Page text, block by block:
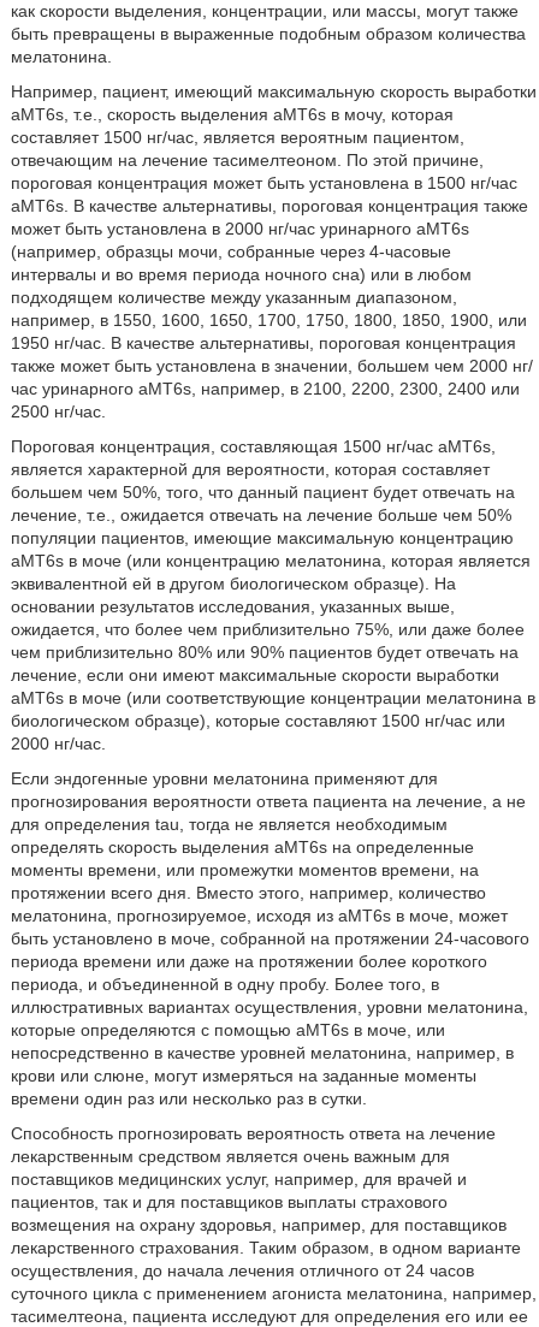
как скорости выделения, концентрации, или массы, могут также
быть превращены в выраженные подобным образом количества
мелатонина.
Например, пациент, имеющий максимальную скорость выработки
aMT6s, т.е., скорость выделения aMT6s в мочу, которая
составляет 1500 нг/час, является вероятным пациентом,
отвечающим на лечение тасимелтеоном. По этой причине,
пороговая концентрация может быть установлена в 1500 нг/час
aMT6s. В качестве альтернативы, пороговая концентрация также
может быть установлена в 2000 нг/час уринарного aMT6s
(например, образцы мочи, собранные через 4-часовые
интервалы и во время периода ночного сна) или в любом
подходящем количестве между указанным диапазоном,
например, в 1550, 1600, 1650, 1700, 1750, 1800, 1850, 1900, или
1950 нг/час. В качестве альтернативы, пороговая концентрация
также может быть установлена в значении, большем чем 2000 нг/
час уринарного aMT6s, например, в 2100, 2200, 2300, 2400 или
2500 нг/час.
Пороговая концентрация, составляющая 1500 нг/час aMT6s,
является характерной для вероятности, которая составляет
большем чем 50%, того, что данный пациент будет отвечать на
лечение, т.е., ожидается отвечать на лечение больше чем 50%
популяции пациентов, имеющие максимальную концентрацию
aMT6s в моче (или концентрацию мелатонина, которая является
эквивалентной ей в другом биологическом образце). На
основании результатов исследования, указанных выше,
ожидается, что более чем приблизительно 75%, или даже более
чем приблизительно 80% или 90% пациентов будет отвечать на
лечение, если они имеют максимальные скорости выработки
aMT6s в моче (или соответствующие концентрации мелатонина в
биологическом образце), которые составляют 1500 нг/час или
2000 нг/час.
Если эндогенные уровни мелатонина применяют для
прогнозирования вероятности ответа пациента на лечение, а не
для определения tau, тогда не является необходимым
определять скорость выделения aMT6s на определенные
моменты времени, или промежутки моментов времени, на
протяжении всего дня. Вместо этого, например, количество
мелатонина, прогнозируемое, исходя из aMT6s в моче, может
быть установлено в моче, собранной на протяжении 24-часового
периода времени или даже на протяжении более короткого
периода, и объединенной в одну пробу. Более того, в
иллюстративных вариантах осуществления, уровни мелатонина,
которые определяются с помощью aMT6s в моче, или
непосредственно в качестве уровней мелатонина, например, в
крови или слюне, могут измеряться на заданные моменты
времени один раз или несколько раз в сутки.
Способность прогнозировать вероятность ответа на лечение
лекарственным средством является очень важным для
поставщиков медицинских услуг, например, для врачей и
пациентов, так и для поставщиков выплаты страхового
возмещения на охрану здоровья, например, для поставщиков
лекарственного страхования. Таким образом, в одном варианте
осуществления, до начала лечения отличного от 24 часов
суточного цикла с применением агониста мелатонина, например,
тасимелтеона, пациента исследуют для определения его или ее